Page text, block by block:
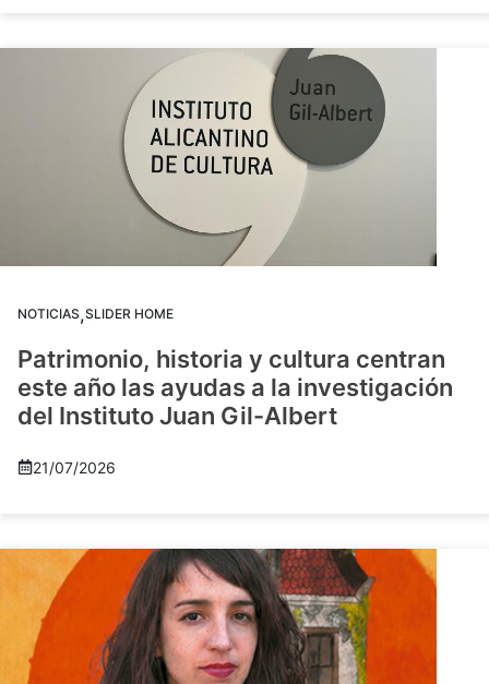
NOTICIAS,SLIDER HOME
Patrimonio, historia y cultura centran
este año las ayudas a la investigación
del Instituto Juan Gil-Albert
21/07/2026